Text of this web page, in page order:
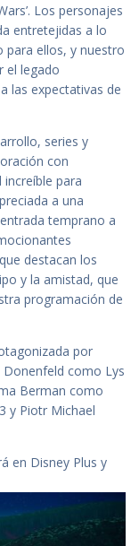
Los personajes
entretejidas a lo
para ellos, y nuestro
el legado
las expectativas de
series y
con
para
a una
temprano a
destacan los
y la amistad, que
programación de
por
Donenfeld como Lys
Berman como
y Piotr Michael
en Disney Plus y